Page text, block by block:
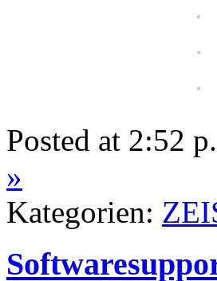
Posted at 2:52
»
Kategorien: